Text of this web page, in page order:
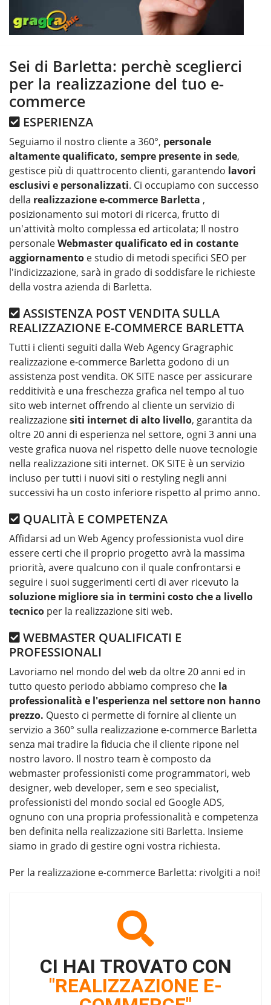
Sei di Barletta: perchè sceglierci
per la realizzazione del tuo e-
commerce
ESPERIENZA
Seguiamo il nostro cliente a 360°, personale
altamente qualificato, sempre presente in sede,
gestisce più di quattrocento clienti, garantendo lavori
esclusivi e personalizzati. Ci occupiamo con successo
della realizzazione e-commerce Barletta ,
posizionamento sui motori di ricerca, frutto di
un'attività molto complessa ed articolata; Il nostro
personaleWebmaster qualificato ed in costante
aggiornamento e studio di metodi specifici SEO per
l'indicizzazione, sarà in grado di soddisfare le richieste
della vostra azienda di Barletta.
ASSISTENZA POST VENDITA SULLA
REALIZZAZIONE E-COMMERCE BARLETTA
Tutti i clienti seguiti dalla Web Agency Gragraphic
realizzazione e-commerce Barletta godono di un
assistenza post vendita. OK SITE nasce per assicurare
redditività e una freschezza grafica nel tempo al tuo
sito web internet offrendo al cliente un servizio di
realizzazionesiti internet di alto livello, garantita da
oltre 20 anni di esperienza nel settore, ogni 3 anni una
veste grafica nuova nel rispetto delle nuove tecnologie
nella realizzazione siti internet. OK SITE è un servizio
incluso per tutti i nuovi siti o restyling negli anni
successivi ha un costo inferiore rispetto al primo anno.
QUALITÀ E COMPETENZA
Affidarsi ad un Web Agency professionista vuol dire
essere certi che il proprio progetto avrà la massima
priorità, avere qualcuno con il quale confrontarsi e
seguire i suoi suggerimenti certi di aver ricevuto la
soluzione migliore sia in termini costo che a livello
tecnico per la realizzazione siti web.
WEBMASTER QUALIFICATI E
PROFESSIONALI
Lavoriamo nel mondo del web da oltre 20 anni ed in
tutto questo periodo abbiamo compreso che la
professionalità e l'esperienza nel settore non hanno
prezzo. Questo ci permette di fornire al cliente un
servizio a 360° sulla realizzazione e-commerce Barletta
senza mai tradire la fiducia che il cliente ripone nel
nostro lavoro. Il nostro team è composto da
webmaster professionisti come programmatori, web
designer, web developer, sem e seo specialist,
professionisti del mondo social ed Google ADS,
ognuno con una propria professionalità e competenza
ben definita nella realizzazione siti Barletta. Insieme
siamo in grado di gestire ogni vostra richiesta.
Per la realizzazione e-commerce Barletta: rivolgiti a noi!
CI HAI TROVATO CON
"REALIZZAZIONE E-